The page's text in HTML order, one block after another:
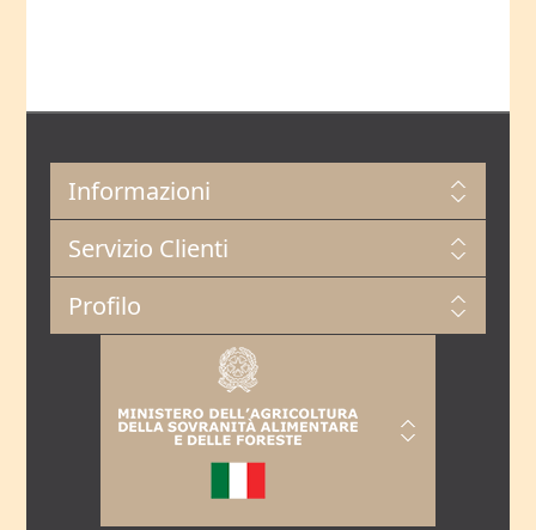
Informazioni
Servizio Clienti
Profilo